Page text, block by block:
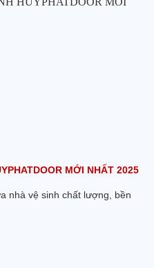
MỚI NHẤT 2025
nhà vệ sinh chất lượng, bền